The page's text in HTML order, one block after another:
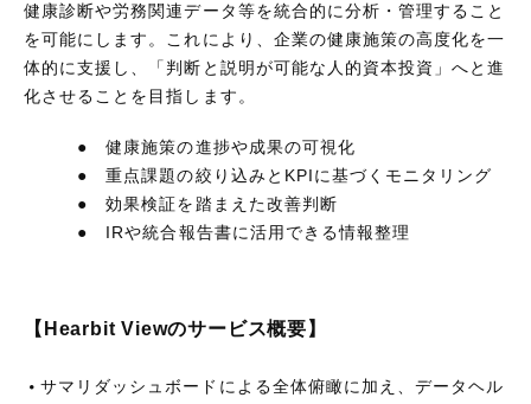
健康診断や労務関連データ等を統合的に分析・管理すること
を可能にします。これにより、企業の健康施策の高度化を一
体的に支援し、「判断と説明が可能な人的資本投資」へと進
化させることを目指します。
● 健康施策の進捗や成果の可視化
● 重点課題の絞り込みとKPIに基づくモニタリング
● 効果検証を踏まえた改善判断
● IRや統合報告書に活用できる情報整理
【Hearbit Viewのサービス概要】
サマリダッシュボードによる全体俯瞰に加え、データヘル